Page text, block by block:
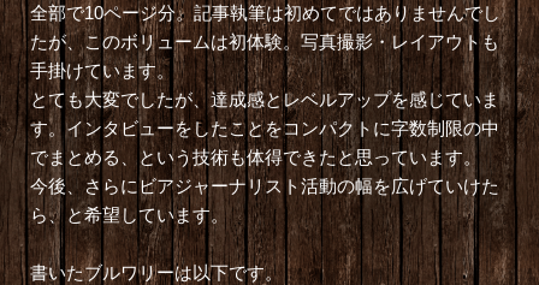
全部で10ページ分。記事執筆は初めてではありませんでし
たが、このボリュームは初体験。写真撮影・レイアウトも
手掛けています。
とても大変でしたが、達成感とレベルアップを感じていま
す。インタビューをしたことをコンパクトに字数制限の中
でまとめる、という技術も体得できたと思っています。
今後、さらにビアジャーナリスト活動の幅を広げていけた
ら、と希望しています。
書いたブルワリーは以下です。